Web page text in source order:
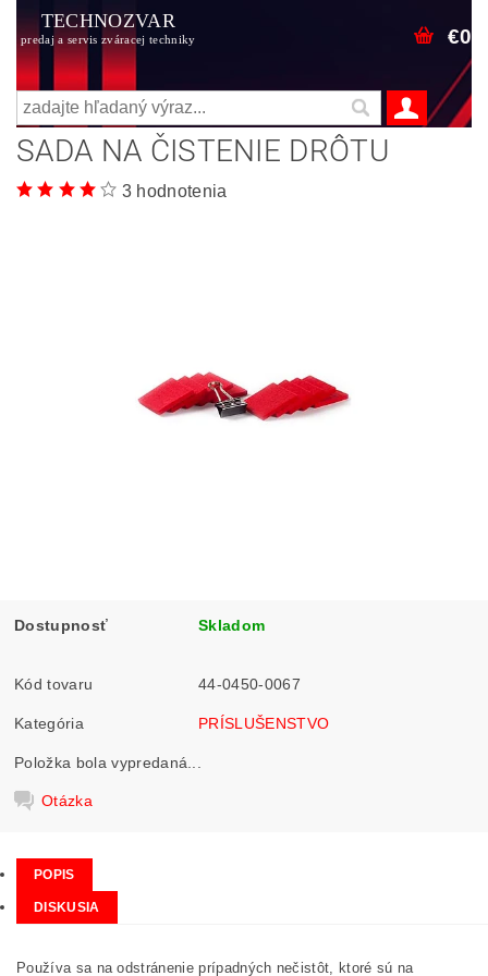
TECHNOZVAR
predaj a servis zváracej techniky €0
SADA NA ČISTENIE DRÔTU
3 hodnotenia
Dostupnosť Skladom
Kód tovaru 44-0450-0067
Kategória PRÍSLUŠENSTVO
Položka bola vypredaná...
Otázka
POPIS
DISKUSIA
Používa sa na odstránenie prípadných nečistôt, ktoré sú na